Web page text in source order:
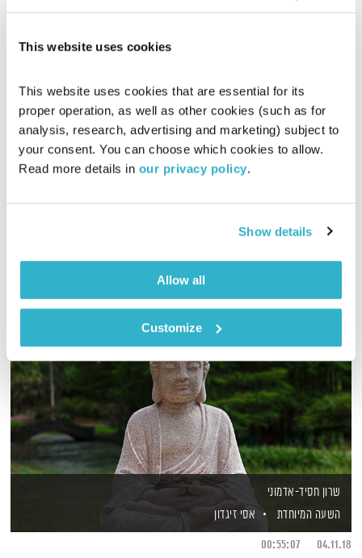
This website uses cookies
This website uses cookies that are essential for its
proper operation, as well as other cookies (such as for
analysis, research, advertising and marketing) subject to
your consent. You can choose which cookies to allow.
Read more details in our privacy policy.
Show details
Allow all
Customize
גשרים וסודות
רובן להבויוסי בבליקי
22.05.25
01:56:54
רובן להב ויוסי בבליקי מציגים: שירים שנזרקו לסלסלה והפכו
לקלאסיקות וכאלה שעדיין ממתינים בסלסלה
אודיו
שרון חסיד-אדמוני
השעה המיוחדת
אסי זיגדון
04.11.18
00:55:07